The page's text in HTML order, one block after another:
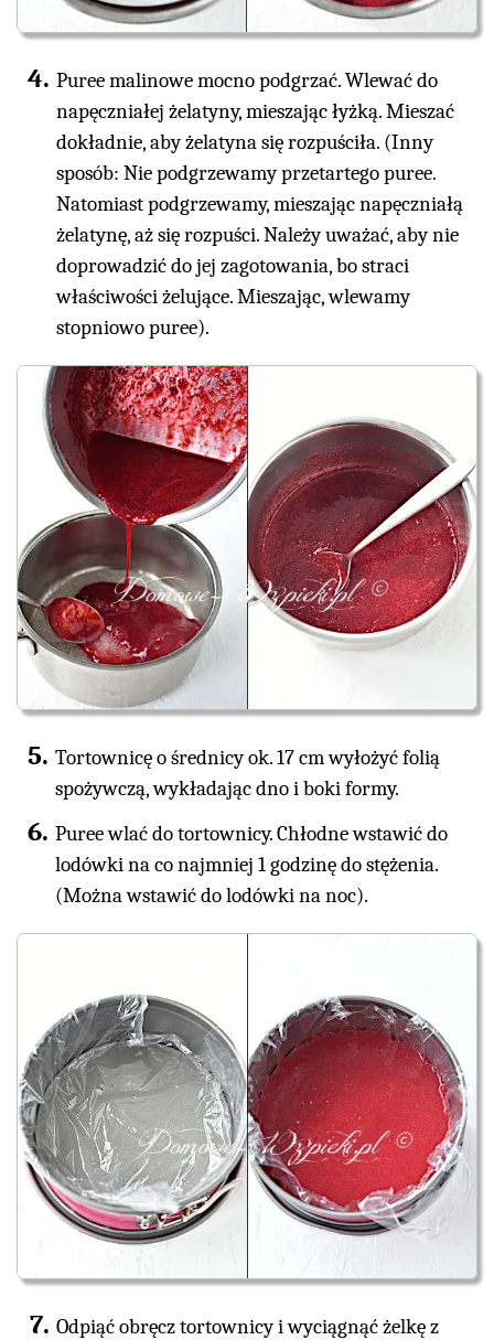
Puree malinowe mocno podgrzać. Wlewać do
napęczniałej żelatyny, mieszając łyżką. Mieszać
dokładnie, aby żelatyna się rozpuściła. (Inny
sposób: Nie podgrzewamy przetartego puree.
Natomiast podgrzewamy, mieszając napęczniałą
żelatynę, aż się rozpuści. Należy uważać, aby nie
doprowadzić do jej zagotowania, bo straci
właściwości żelujące. Mieszając, wlewamy
stopniowo puree).
Tortownicę o średnicy ok. 17 cm wyłożyć folią
spożywczą, wykładając dno i boki formy.
Puree wlać do tortownicy. Chłodne wstawić do
lodówki na co najmniej 1 godzinę do stężenia.
(Można wstawić do lodówki na noc).
Odpiąć obręcz tortownicy i wyciągnąć żelkę z